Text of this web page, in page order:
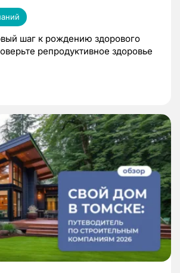
шаг к рождению здорового
репродуктивное здоровье